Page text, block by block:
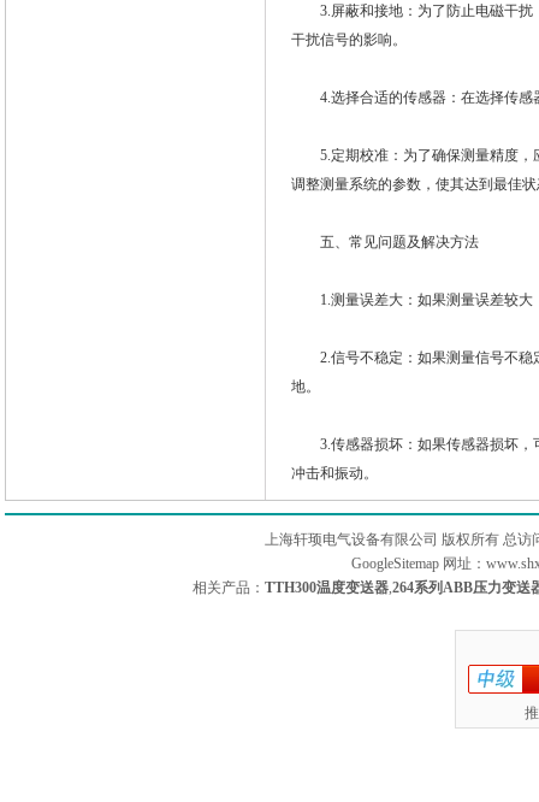
3.屏蔽和接地：为了防止电磁干扰
干扰信号的影响。
4.选择合适的传感器：在选择传感
5.定期校准：为了确保测量精度，
调整测量系统的参数，使其达到最佳
五、常见问题及解决方法
1.测量误差大：如果测量误差较大
2.信号不稳定：如果测量信号不稳
地。
3.传感器损坏：如果传感器损坏，
冲击和振动。
上海轩顼电气设备有限公司 版权所有 总访
GoogleSitemap网址：
相关产品： TTH300温度变送器,264系列ABB压力变送